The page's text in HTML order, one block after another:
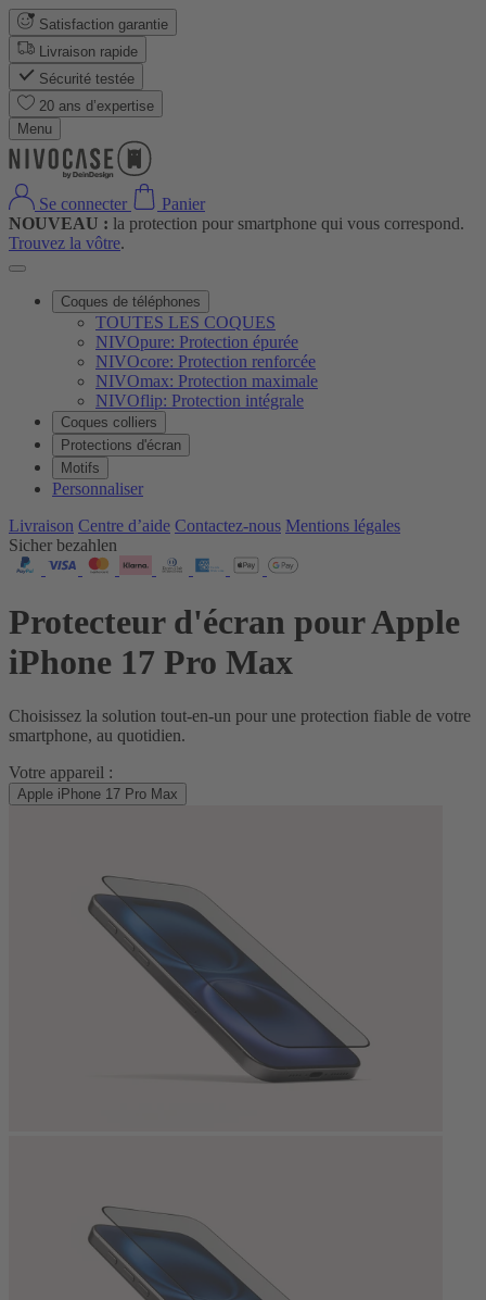
Satisfaction garantie
Livraison rapide
Sécurité testée
20 ans d’expertise
Menu
Se connecter
Panier
NOUVEAU : la protection pour smartphone qui vous correspond.
Trouvez la vôtre.
Coques de téléphones
TOUTES LES COQUES
NIVOpure: Protection épurée
NIVOcore: Protection renforcée
NIVOmax: Protection maximale
NIVOflip: Protection intégrale
Coques colliers
Protections d'écran
Motifs
Personnaliser
Livraison Centre d’aide Contactez‑nous Mentions légales
Sicher bezahlen
Protecteur d'écran pour Apple
iPhone 17 Pro Max
Choisissez la solution tout‑en‑un pour une protection fiable de votre
smartphone, au quotidien.
Votre appareil :
Apple iPhone 17 Pro Max